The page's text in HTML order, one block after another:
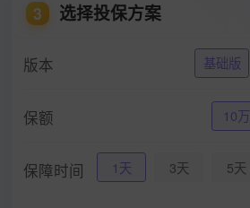
3 选择投保方案
版本 基础版
保额 10万
保障时间 1天 3天 5天